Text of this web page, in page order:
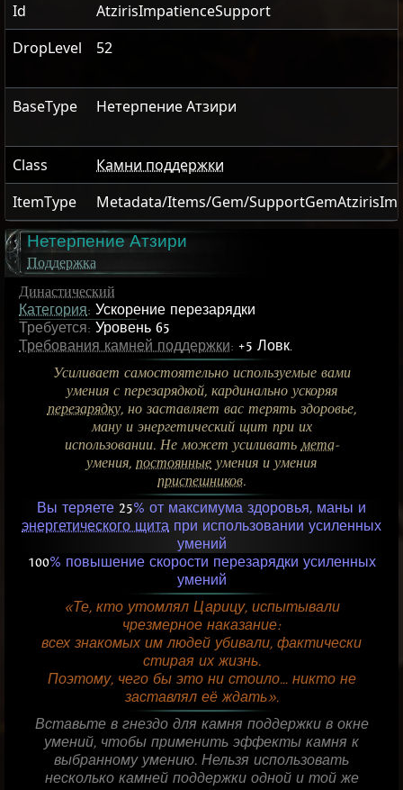
Id
AtzirisImpatienceSupport
DropLevel
52
BaseType Нетерпение Атзири
Class
Камни поддержки
ItemType
Metadata/Items/Gem/
Нетерпение Атзири
Поддержка
Династический
Категория: Ускорение перезарядки
Требуется: Уровень 65
Требования камней поддержки: +5 Ловк.
Усиливает самостоятельно используемые вами
умения с перезарядкой, кардинально ускоряя
перезарядку, но заставляет вас терять здоровье,
ману и энергетический щит при их
использовании. Не может усиливатьмета-
умения, постоянные умения и умения
приспешников.
Вы теряете 25% от максимума здоровья, маны и
энергетического щита при использовании усиленных
умений
100% повышение скорости перезарядки усиленных
умений
«Те, кто утомлял Царицу, испытывали
чрезмерное наказание:
всех знакомых им людей убивали, фактически
стирая их жизнь.
Поэтому, чего бы это ни стоило... никто не
заставлял её ждать».
Вставьте в гнездо для камня поддержки в окне
умений, чтобы применить эффекты камня к
выбранному умению. Нельзя использовать
несколько камней поддержки одной и той же